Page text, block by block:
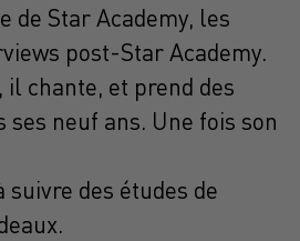
de Star Academy, les
post-Star Academy.
il chante, et prend des
ses neuf ans. Une fois son
suivre des études de